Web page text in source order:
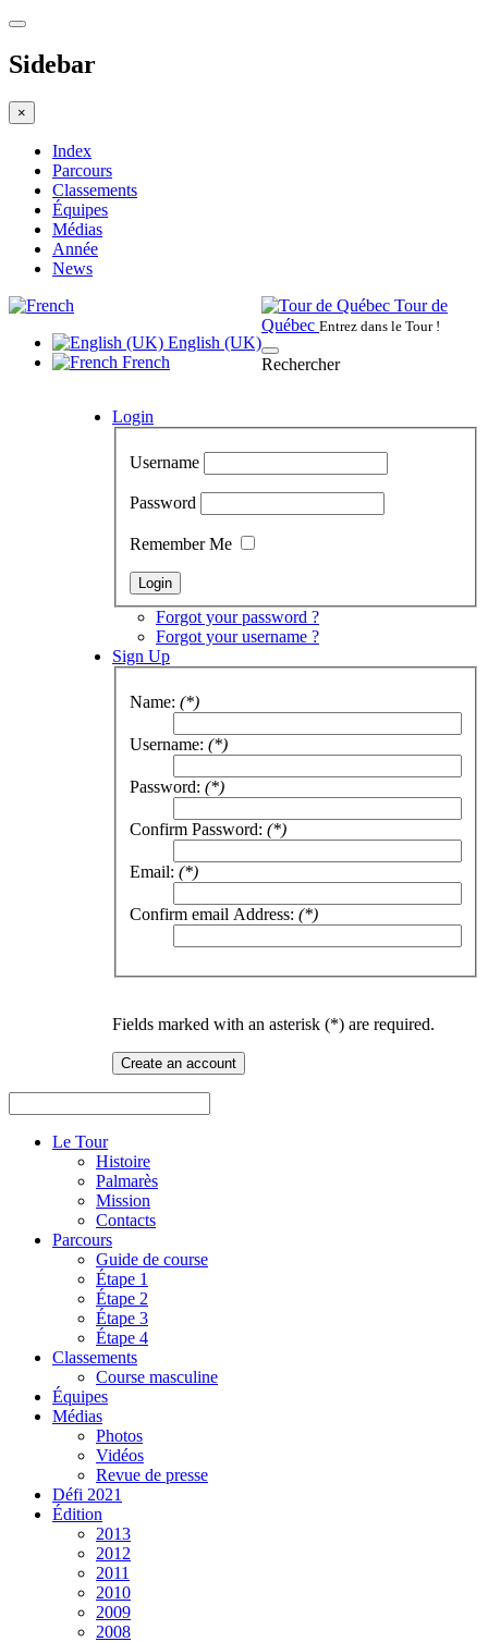
Sidebar
×
Index
Parcours
Classements
Équipes
Médias
Année
News
English (UK)
French
Login
Username
Password
Remember Me
Forgot your password ?
Forgot your username ?
Sign Up
Name: (*)
Username: (*)
Password: (*)
Confirm Password: (*)
Email: (*)
Confirm email Address: (*)
Fields marked with an asterisk (*) are required.
Create an account
Tour de
Québec Entrez dans le Tour !
Rechercher
Le Tour
Histoire
Palmarès
Mission
Contacts
Parcours
Guide de course
Étape 1
Étape 2
Étape 3
Étape 4
Classements
Course masculine
Équipes
Médias
Photos
Vidéos
Revue de presse
Défi 2021
Édition
2013
2012
2011
2010
2009
2008